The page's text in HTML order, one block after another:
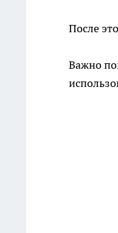
После
Важно